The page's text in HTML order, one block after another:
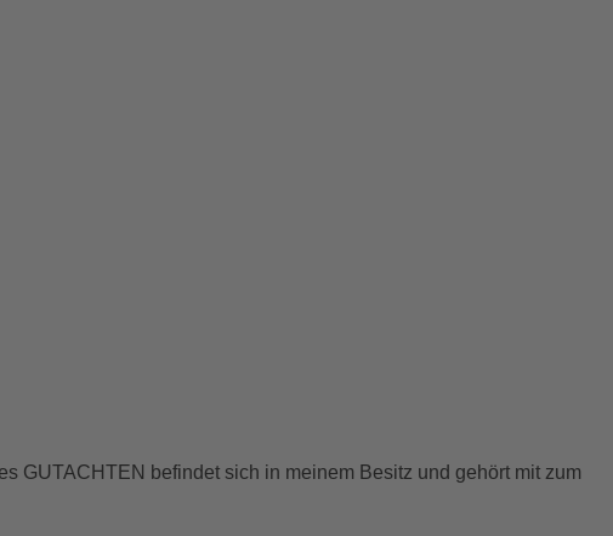
GUTACHTEN befindet sich in meinem Besitz und gehört mit zum